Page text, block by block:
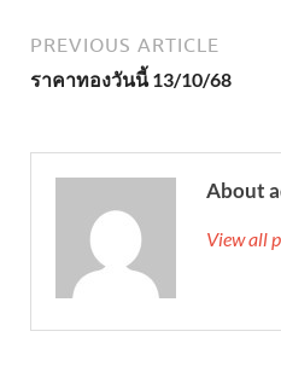
PREVIOUS ARTICLE
ราคาทองวันนี้ 13/10/68
About
View all